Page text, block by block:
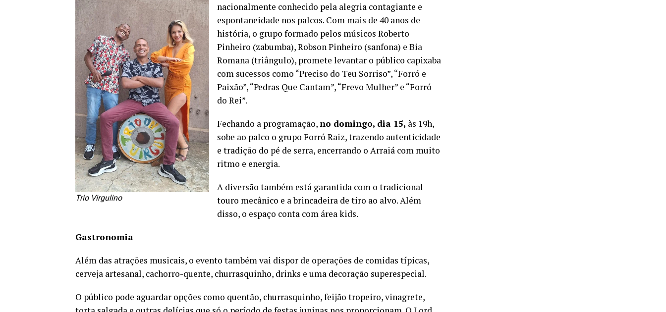
Trio Virgulino
nacionalmente conhecido pela alegria contagiante e
espontaneidade nos palcos. Com mais de 40 anos de
história, o grupo formado pelos músicos Roberto
Pinheiro (zabumba), Robson Pinheiro (sanfona) e Bia
Romana (triângulo), promete levantar o público capixaba
com sucessos como “Preciso do Teu Sorriso”, “Forró e
Paixão”, “Pedras Que Cantam”, “Frevo Mulher” e “Forró
do Rei”.
Fechando a programação,no domingo, dia 15, às 19h,
sobe ao palco o grupo Forró Raiz, trazendo autenticidade
e tradição do pé de serra, encerrando o Arraiá com muito
ritmo e energia.
A diversão também está garantida com o tradicional
touro mecânico e a brincadeira de tiro ao alvo. Além
disso, o espaço conta com área kids.
Gastronomia
Além das atrações musicais, o evento também vai dispor de operações de comidas típicas,
cerveja artesanal, cachorro-quente, churrasquinho, drinks e uma decoração superespecial.
O público pode aguardar opções como quentão, churrasquinho, feijão tropeiro, vinagrete,